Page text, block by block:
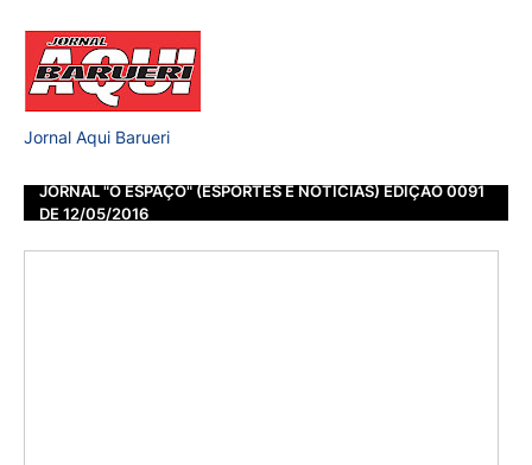
Jornal Aqui Barueri
JORNAL "O ESPAÇO" (ESPORTES E NOTÍCIAS) EDIÇÃO 0091
DE 12/05/2016